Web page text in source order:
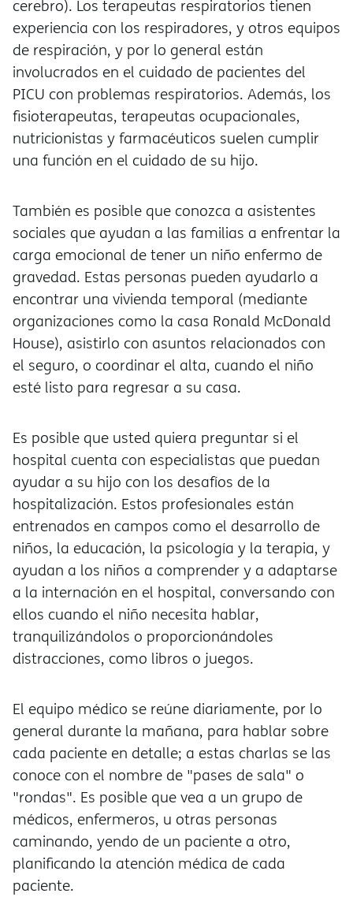
cerebro). Los terapeutas respiratorios tienen
experiencia con los respiradores, y otros equipos
de respiración, y por lo general están
involucrados en el cuidado de pacientes del
PICU con problemas respiratorios. Además, los
fisioterapeutas, terapeutas ocupacionales,
nutricionistas y farmacéuticos suelen cumplir
una función en el cuidado de su hijo.
También es posible que conozca a asistentes
sociales que ayudan a las familias a enfrentar la
carga emocional de tener un niño enfermo de
gravedad. Estas personas pueden ayudarlo a
encontrar una vivienda temporal (mediante
organizaciones como la casa Ronald McDonald
House), asistirlo con asuntos relacionados con
el seguro, o coordinar el alta, cuando el niño
esté listo para regresar a su casa.
Es posible que usted quiera preguntar si el
hospital cuenta con especialistas que puedan
ayudar a su hijo con los desafíos de la
hospitalización. Estos profesionales están
entrenados en campos como el desarrollo de
niños, la educación, la psicología y la terapia, y
ayudan a los niños a comprender y a adaptarse
a la internación en el hospital, conversando con
ellos cuando el niño necesita hablar,
tranquilizándolos o proporcionándoles
distracciones, como libros o juegos.
El equipo médico se reúne diariamente, por lo
general durante la mañana, para hablar sobre
cada paciente en detalle; a estas charlas se las
conoce con el nombre de "pases de sala" o
"rondas". Es posible que vea a un grupo de
médicos, enfermeros, u otras personas
caminando, yendo de un paciente a otro,
planificando la atención médica de cada
paciente.